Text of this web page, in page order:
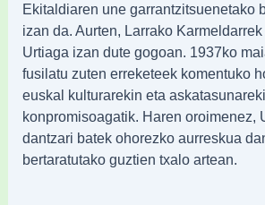
Ekitaldiaren une garrantzitsuenetako
izan da. Aurten, Larrako
Urtiaga izan dute gogoan. 1937ko
fusilatu zuten erreketeek komentuko
euskal kulturarekin eta
konpromisoagatik. Haren oroimenez,
dantzari batek ohorezko aurreskua
bertaratutako guztien txalo artean.